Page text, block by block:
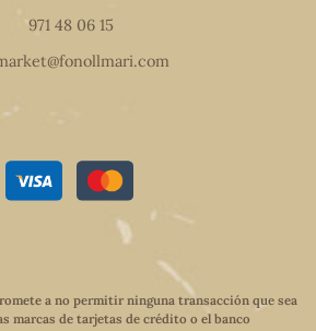
971 48 06 15
a no permitir ninguna transacción que sea
marcas de tarjetas de crédito o el banco